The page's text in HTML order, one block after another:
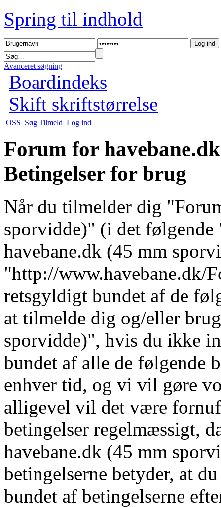
Spring til indhold
Avanceret søgning
Boardindeks
Skift skriftstørrelse
OSS Søg Tilmeld Log ind
Forum for
Betingelser for brug
Når du tilmelder dig
sporvidde)" (i det
havebane.dk (45 mm
"http://
retsgyldigt bundet af de
at tilmelde dig og/eller
sporvidde)", hvis du ikke
bundet af alle de følgende
enhver tid, og vi vil gøre
alligevel vil det være
betingelser regelmæssigt,
havebane.dk (45 mm
betingelserne betyder, at
bundet af betingelserne